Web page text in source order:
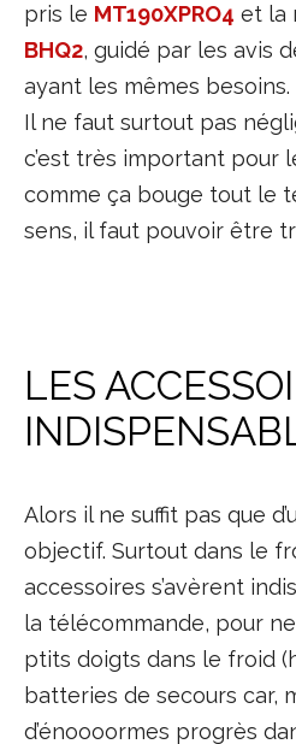
pris le MT190XPRO4 et la
BHQ2, guidé par les avis
ayant les mêmes besoins.
Il ne faut surtout pas
c’est très important pour
comme ça bouge tout le
sens, il faut pouvoir être
LES
Alors il ne suffit pas que
objectif. Surtout dans le
accessoires s’avèrent
la télécommande, pour
ptits doigts dans le froid
batteries de secours car,
d’énoooormes progrès